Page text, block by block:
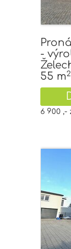
-
55 m2
6 900 ,-